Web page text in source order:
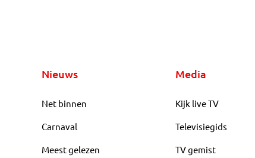
Nieuws
Net binnen
Carnaval
Meest gelezen
Media
Kijk live TV
Televisiegids
TV gemist